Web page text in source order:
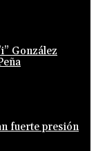
González
fuerte presión